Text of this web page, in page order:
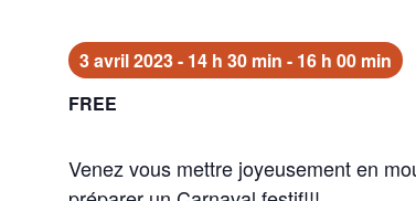
3 avril 2023 - 14 h 30 min - 16 h 00 min
FREE
Venez vous mettre joyeusement en